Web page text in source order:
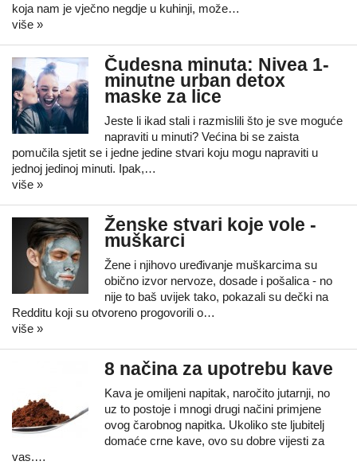
koja nam je vječno negdje u kuhinji, može…
više »
Čudesna minuta: Nivea 1-
minutne urban detox
maske za lice
Jeste li ikad stali i razmislili što je sve moguće
napraviti u minuti? Većina bi se zaista
pomučila sjetit se i jedne jedine stvari koju mogu napraviti u
jednoj jedinoj minuti. Ipak,…
više »
Ženske stvari koje vole -
muškarci
Žene i njihovo uređivanje muškarcima su
obično izvor nervoze, dosade i pošalica - no
nije to baš uvijek tako, pokazali su dečki na
Redditu koji su otvoreno progovorili o…
više »
8 načina za upotrebu kave
Kava je omiljeni napitak, naročito jutarnji, no
uz to postoje i mnogi drugi načini primjene
ovog čarobnog napitka. Ukoliko ste ljubitelj
domaće crne kave, ovo su dobre vijesti za
vas.…